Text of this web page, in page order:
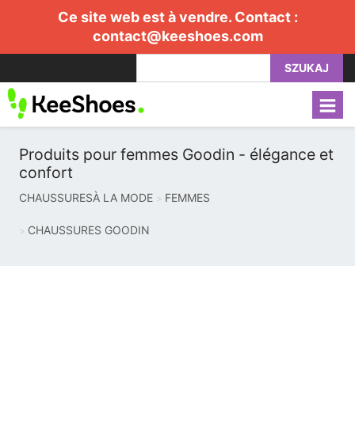
Ce site web est à vendre. Contact :
contact@keeshoes.com
SZUKAJ
Produits pour femmes Goodin - élégance et
confort
CHAUSSURESÀ LA MODE FEMMES
CHAUSSURES GOODIN